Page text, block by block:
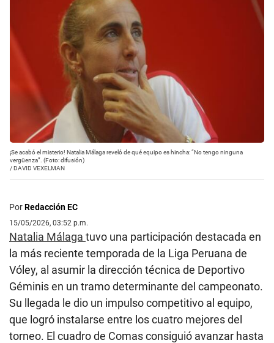
¡Se acabó el misterio! Natalia Málaga reveló de qué equipo es hincha: “No tengo ninguna
vergüenza”. (Foto: difusión)
/DAVID VEXELMAN
PorRedacción EC
15/05/2026, 03:52 p.m.
Natalia Málaga tuvo una participación destacada en
la más reciente temporada de la Liga Peruana de
Vóley, al asumir la dirección técnica de Deportivo
Géminis en un tramo determinante del campeonato.
Su llegada le dio un impulso competitivo al equipo,
que logró instalarse entre los cuatro mejores del
torneo. El cuadro de Comas consiguió avanzar hasta